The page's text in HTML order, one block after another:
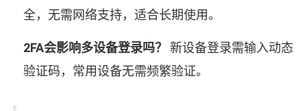
全，无需网络支持，适合长期使用。
2FA会影响多设备登录吗？
新设备登录需输入动态
验证码，常用设备无需频繁验证。